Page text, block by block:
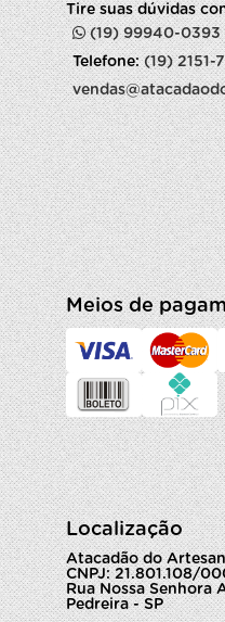
Tire suas dúvidas
(19) 99940-0393
Telefone:(19) 2151-
Meios de
Localização
Atacadão do
CNPJ: 21.801.108/
Rua Nossa Senhora
Pedreira - SP